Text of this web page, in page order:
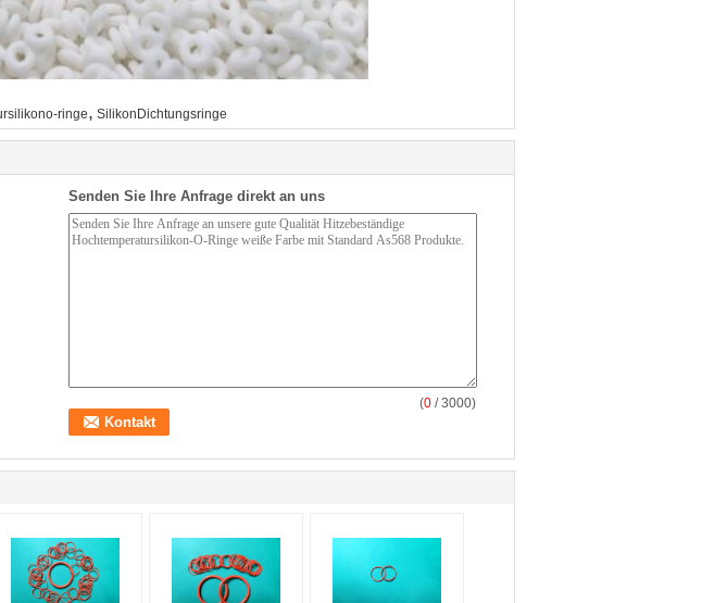
ringe, SilikonDichtungsringe
Senden Sie Ihre Anfrage direkt an uns
(0 / 3000)